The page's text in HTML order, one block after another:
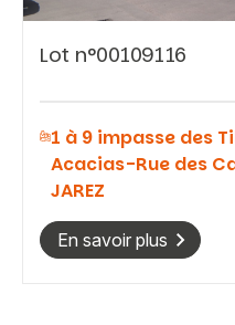
Rechercher
Lot n°00109116
1 à 9 impasse des
Acacias-Rue des
JAREZ
En savoir plus